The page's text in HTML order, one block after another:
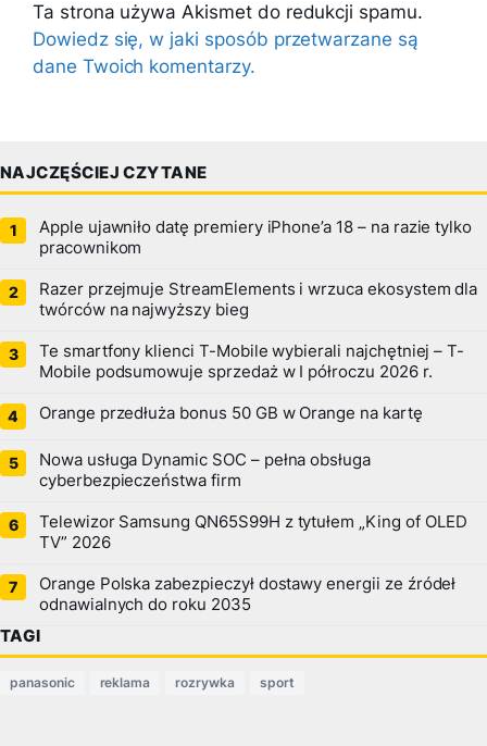
Ta strona używa Akismet do redukcji spamu.
Dowiedz się, w jaki sposób przetwarzane są
dane Twoich komentarzy.
NAJCZĘŚCIEJ CZYTANE
Apple ujawniło datę premiery iPhone’a 18 – na razie tylko
pracownikom
Razer przejmuje StreamElements i wrzuca ekosystem dla
twórców na najwyższy bieg
Te smartfony klienci T-Mobile wybierali najchętniej – T-
Mobile podsumowuje sprzedaż w I półroczu 2026 r.
Orange przedłuża bonus 50 GB w Orange na kartę
Nowa usługa Dynamic SOC – pełna obsługa
cyberbezpieczeństwa firm
Telewizor Samsung QN65S99H z tytułem „King of OLED
TV” 2026
Orange Polska zabezpieczył dostawy energii ze źródeł
odnawialnych do roku 2035
TAGI
panasonic reklama rozrywka sport